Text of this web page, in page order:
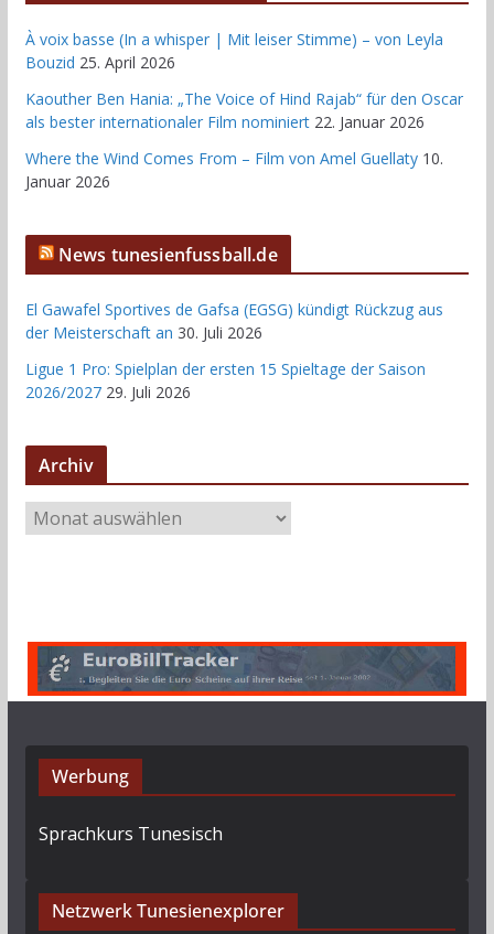
À voix basse (In a whisper | Mit leiser Stimme) – von Leyla
Bouzid 25. April 2026
Kaouther Ben Hania: „The Voice of Hind Rajab“ für den Oscar
als bester internationaler Film nominiert 22. Januar 2026
Where the Wind Comes From – Film von Amel Guellaty 10.
Januar 2026
News tunesienfussball.de
El Gawafel Sportives de Gafsa (EGSG) kündigt Rückzug aus
der Meisterschaft an 30. Juli 2026
Ligue 1 Pro: Spielplan der ersten 15 Spieltage der Saison
2026/2027 29. Juli 2026
Archiv
r
Werbung
Sprachkurs Tunesisch
Netzwerk Tunesienexplorer